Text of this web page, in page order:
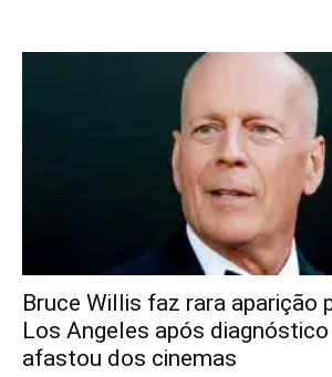
Bruce Willis faz rara aparição
Los Angeles após
afastou dos cinemas